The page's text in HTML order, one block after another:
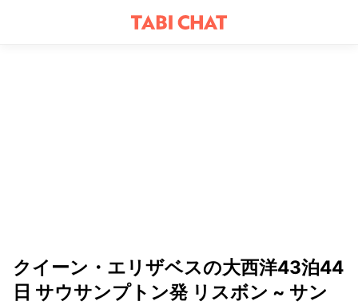
クイーン・エリザベスの大西洋43泊44
日 サウサンプトン発 リスボン ~ サン